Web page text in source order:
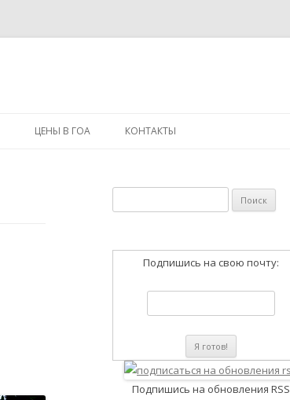
ЦЕНЫ В ГОА КОНТАКТЫ
Подпишись на свою почту:
Подпишись на обновления RSS